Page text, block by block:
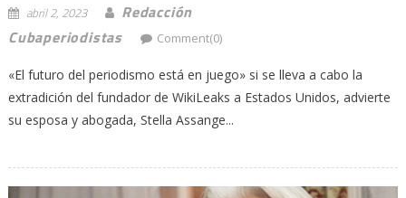
abril 2, 2023
Redacción
Cubaperiodistas
Comment(0)
«El futuro del periodismo está en juego» si se lleva a cabo la
extradición del fundador de WikiLeaks a Estados Unidos, advierte
su esposa y abogada, Stella Assange...